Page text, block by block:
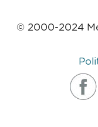
© 2000-2024